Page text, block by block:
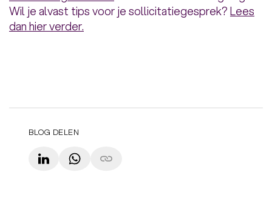
Wil je alvast tips voor je sollicitatiegesprek?Lees
dan hier verder.
BLOG DELEN
LinkedInWhatsAppCopy link